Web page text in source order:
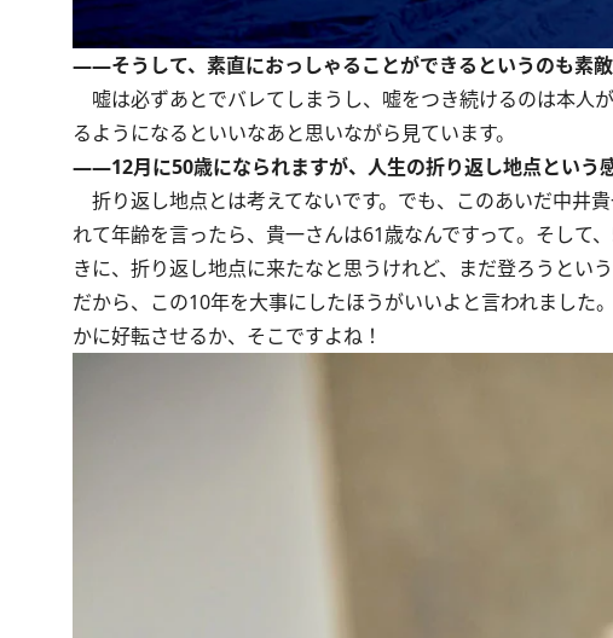
――そうして、素直におっしゃることができるというのも素敵
嘘は必ずあとでバレてしまうし、嘘をつき続けるのは本人
るようになるといいなあと思いながら見ています。
――12月に50歳になられますが、人生の折り返し地点という
折り返し地点とは考えてないです。でも、このあいだ中井
れて年齢を言ったら、貴一さんは61歳なんですって。そして
きに、折り返し地点に来たなと思うけれど、まだ登ろうとい
だから、この10年を大事にしたほうがいいよと言われました
かに好転させるか、そこですよね！